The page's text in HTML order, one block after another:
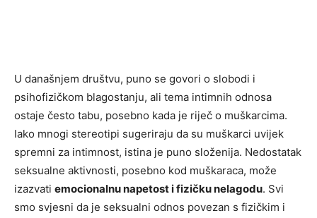
U današnjem društvu, puno se govori o slobodi i
psihofizičkom blagostanju, ali tema intimnih odnosa
ostaje često tabu, posebno kada je riječ o muškarcima.
Iako mnogi stereotipi sugeriraju da su muškarci uvijek
spremni za intimnost, istina je puno složenija. Nedostatak
seksualne aktivnosti, posebno kod muškaraca, može
izazvati emocionalnu napetost i fizičku nelagodu. Svi
smo svjesni da je seksualni odnos povezan s fizičkim i